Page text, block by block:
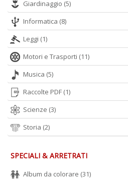
Giardinaggio (5)
Informatica (8)
Leggi (1)
Motori e Trasporti (11)
Musica (5)
Raccolte PDF (1)
Scienze (3)
Storia (2)
SPECIALI & ARRETRATI
Album da colorare (31)